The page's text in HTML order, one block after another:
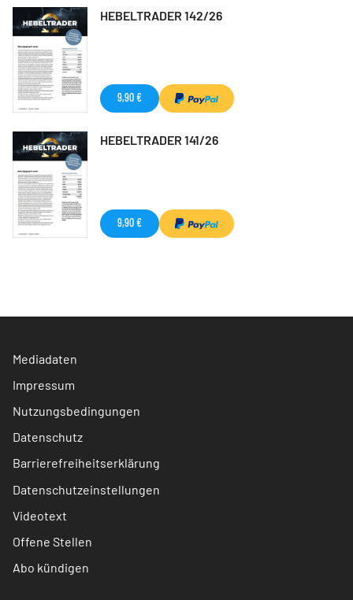
HEBELTRADER 142/26
9,90 €
HEBELTRADER 141/26
9,90 €
Mediadaten
Impressum
Nutzungsbedingungen
Datenschutz
Barrierefreiheitserklärung
Datenschutzeinstellungen
Videotext
Offene Stellen
Abo kündigen